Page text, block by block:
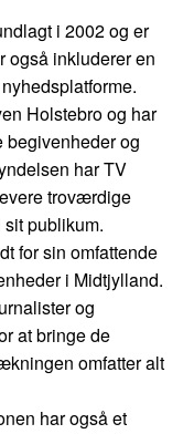
i 2002 og er
også inkluderer en
Holstebro og har
og
har TV
troværdige
publikum.
for sin omfattende
i Midtjylland.
og
at bringe de
omfatter alt
har også et